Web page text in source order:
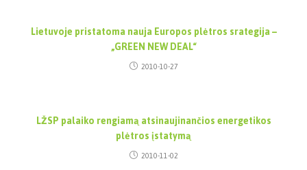
Lietuvoje pristatoma nauja Europos plėtros srategija –
„GREEN NEW DEAL“
2010-10-27
LŽSP palaiko rengiamą atsinaujinančios energetikos
plėtros įstatymą
2010-11-02